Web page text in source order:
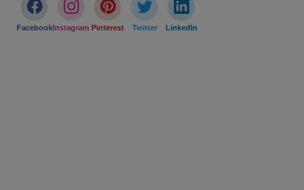
FacebookInstagram Pinterest Twitter LinkedIn